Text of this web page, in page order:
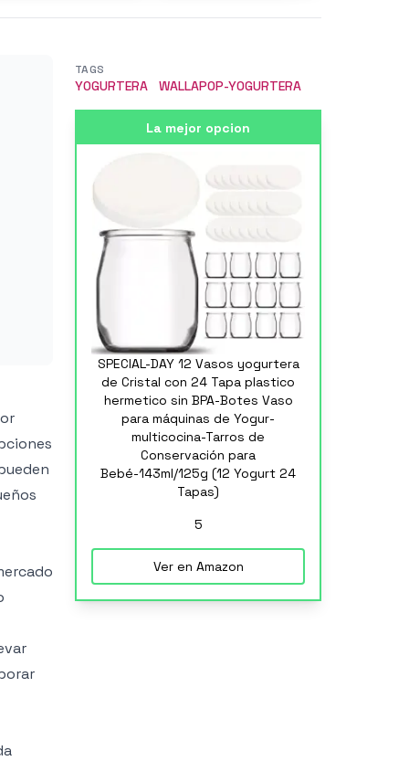
TAGS
YOGURTERA WALLAPOP-YOGURTERA
La mejor opcion
SPECIAL-DAY 12 Vasos yogurtera
de Cristal con 24 Tapa plastico
hermetico sin BPA-Botes Vaso
para máquinas de Yogur-
multicocina-Tarros de
Conservación para
Bebé-143ml/125g (12 Yogurt 24
Tapas)
5
Ver en Amazon